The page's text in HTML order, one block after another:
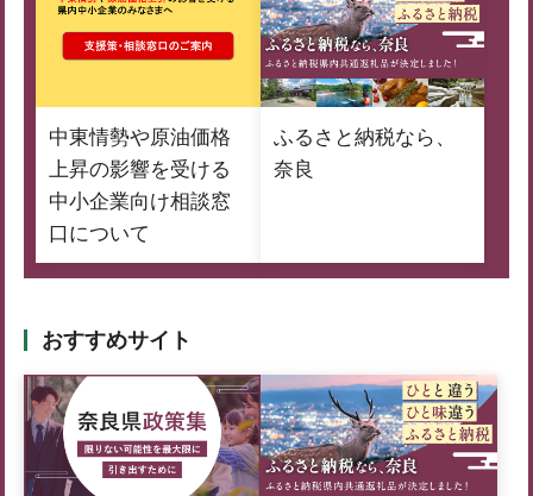
中東情勢や原油価格
上昇の影響を受ける
中小企業向け相談窓
口について
ふるさと納税なら、
奈良
おすすめサイト